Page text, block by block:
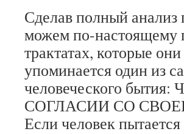
Сделав полный анализ
можем по-настоящему
трактатах, которые
упоминается один из
человеческого
СОГЛАСИИ СО
Если человек